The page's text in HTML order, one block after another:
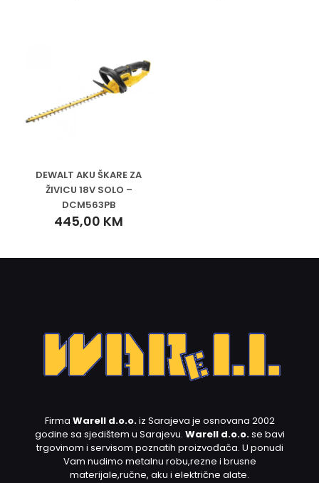
DEWALT AKU ŠKARE ZA
ŽIVICU 18V SOLO –
DCM563PB
445,00 KM
Firma Warell d.o.o.iz Sarajeva je osnovana 2002
godine sa sjedištem u Sarajevu. Warell d.o.o.se bavi
trgovinom i servisom poznatih proizvođača. U ponudi
Vam nudimo metalnu robu,rezne i brusne
materijale,ručne, aku i električne alate.